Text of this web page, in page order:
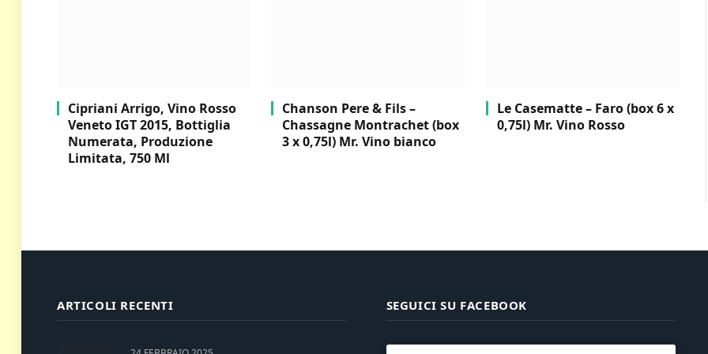
Cipriani Arrigo, Vino Rosso
Veneto IGT 2015, Bottiglia
Numerata, Produzione
Limitata, 750 Ml
Chanson Pere & Fils –
Chassagne Montrachet (box
3 x 0,75l) Mr. Vino bianco
Le Casematte – Faro (box 6 x
0,75l) Mr. Vino Rosso
ARTICOLI RECENTI SEGUICI SU FACEBOOK